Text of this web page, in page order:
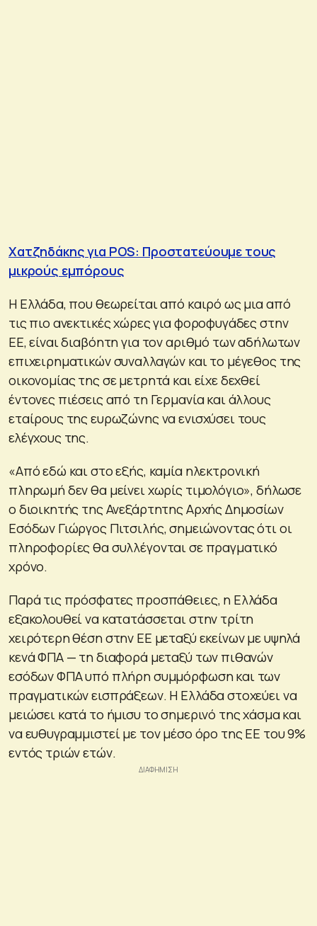
Χατζηδάκης για POS: Προστατεύουμε τους
μικρούς εμπόρους
Η Ελλάδα, που θεωρείται από καιρό ως μια από
τις πιο ανεκτικές χώρες για φοροφυγάδες στην
ΕΕ, είναι διαβόητη για τον αριθμό των αδήλωτων
επιχειρηματικών συναλλαγών και το μέγεθος της
οικονομίας της σε μετρητά και είχε δεχθεί
έντονες πιέσεις από τη Γερμανία και άλλους
εταίρους της ευρωζώνης να ενισχύσει τους
ελέγχους της.
«Από εδώ και στο εξής, καμία ηλεκτρονική
πληρωμή δεν θα μείνει χωρίς τιμολόγιο», δήλωσε
ο διοικητής της Ανεξάρτητης Αρχής Δημοσίων
Εσόδων Γιώργος Πιτσιλής, σημειώνοντας ότι οι
πληροφορίες θα συλλέγονται σε πραγματικό
χρόνο.
Παρά τις πρόσφατες προσπάθειες, η Ελλάδα
εξακολουθεί να κατατάσσεται στην τρίτη
χειρότερη θέση στην ΕΕ μεταξύ εκείνων με υψηλά
κενά ΦΠΑ — τη διαφορά μεταξύ των πιθανών
εσόδων ΦΠΑ υπό πλήρη συμμόρφωση και των
πραγματικών εισπράξεων. Η Ελλάδα στοχεύει να
μειώσει κατά το ήμισυ το σημερινό της χάσμα και
να ευθυγραμμιστεί με τον μέσο όρο της ΕΕ του 9%
εντός τριών ετών.